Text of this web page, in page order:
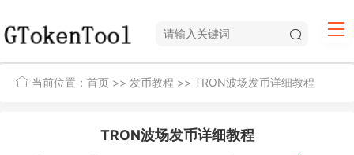
当前位置： 首页 >> 发币教程 >> TRON波场发币详细教程
TRON波场发币详细教程